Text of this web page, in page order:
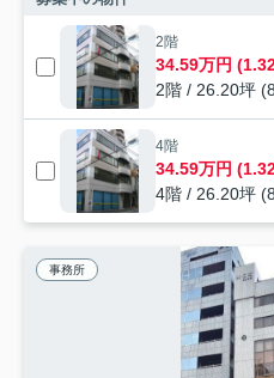
2階
34.59万円
2階 / 26.20坪
4階
34.59万円
4階 / 26.20坪
事務所